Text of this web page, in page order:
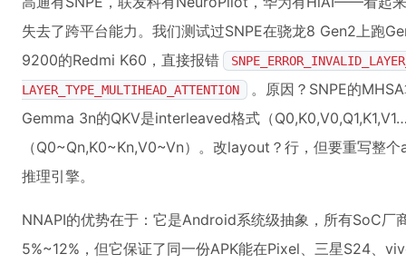
失去了跨平台能力。我们测试过SNPE在骁龙8 Gen2上跑
9200的Redmi K60，直接报错
LAYER_TYPE_MULTIHEAD_ATTENTION
。原因？SNPE的
Gemma 3n的QKV是interleaved格式（
（Q0~Qn,K0~Kn,V0~Vn）。改layout？行，但要重写整
推理引擎。
NNAPI的优势在于：它是Android系统级抽象，所有SoC厂
5%~12%，但它保证了同一份APK能在Pixel、三星S24、